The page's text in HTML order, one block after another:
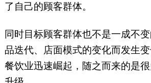
了自己的顾客群体。
同时目标顾客群体也不是一成不
品迭代、店面模式的变化而发生
餐饮业迅速崛起，随之而来的是